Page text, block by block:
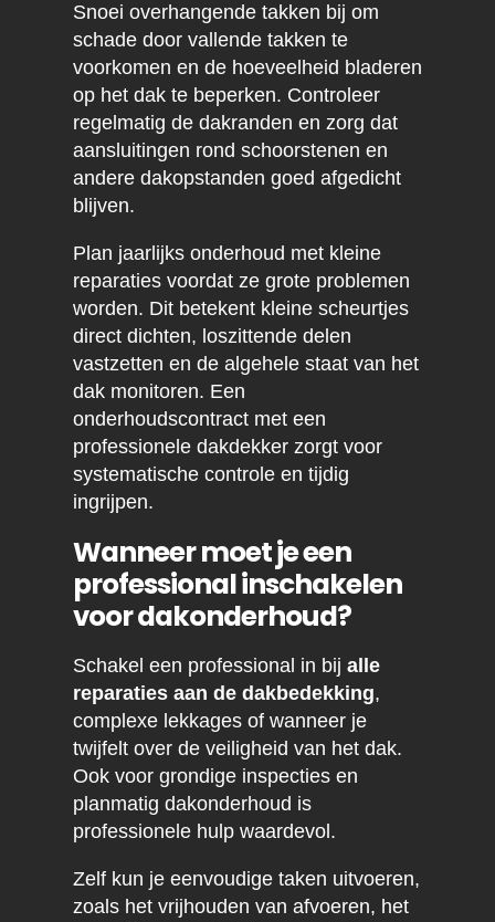
Snoei overhangende takken bij om
schade door vallende takken te
voorkomen en de hoeveelheid bladeren
op het dak te beperken. Controleer
regelmatig de dakranden en zorg dat
aansluitingen rond schoorstenen en
andere dakopstanden goed afgedicht
blijven.
Plan jaarlijks onderhoud met kleine
reparaties voordat ze grote problemen
worden. Dit betekent kleine scheurtjes
direct dichten, loszittende delen
vastzetten en de algehele staat van het
dak monitoren. Een
onderhoudscontract met een
professionele dakdekker zorgt voor
systematische controle en tijdig
ingrijpen.
Wanneer moet je een
professional inschakelen
voor dakonderhoud?
Schakel een professional in bij alle
reparaties aan de dakbedekking,
complexe lekkages of wanneer je
twijfelt over de veiligheid van het dak.
Ook voor grondige inspecties en
planmatig dakonderhoud is
professionele hulp waardevol.
Zelf kun je eenvoudige taken uitvoeren,
zoals het vrijhouden van afvoeren, het